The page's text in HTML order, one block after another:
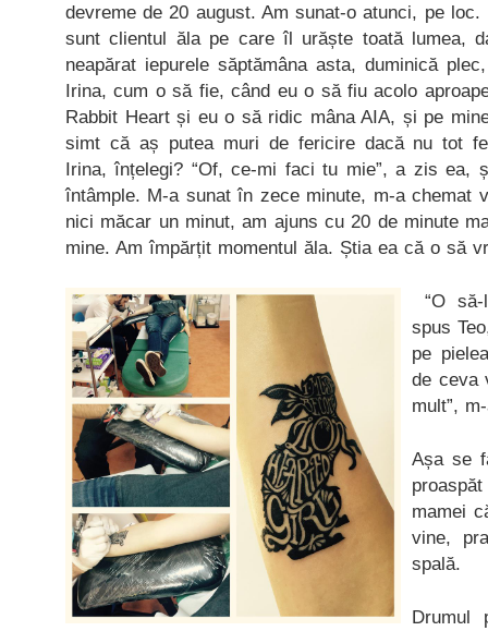
devreme de 20 august. Am sunat-o atunci, pe
sunt clientul ăla pe care îl urăște toată lumea,
neapărat iepurele săptămâna asta, duminică
Irina, cum o să fie, când eu o să fiu acolo
Rabbit Heart și eu o să ridic mâna AIA, și pe
simt că aș putea muri de fericire dacă nu tot
Irina, înțelegi? “Of, ce-mi faci tu mie”, a zis ea,
întâmple. M-a sunat în zece minute, m-a chemat
nici măcar un minut, am ajuns cu 20 de minute
mine. Am împărțit momentul ăla. Știa ea că o să
“O
spus
pe
de ceva
mult”,
Așa se
mamei
vine,
spală.
Drumul